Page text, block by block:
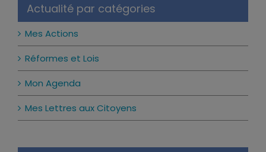
Actualité par catégories
Mes Actions
Réformes et Lois
Mon Agenda
Mes Lettres aux Citoyens